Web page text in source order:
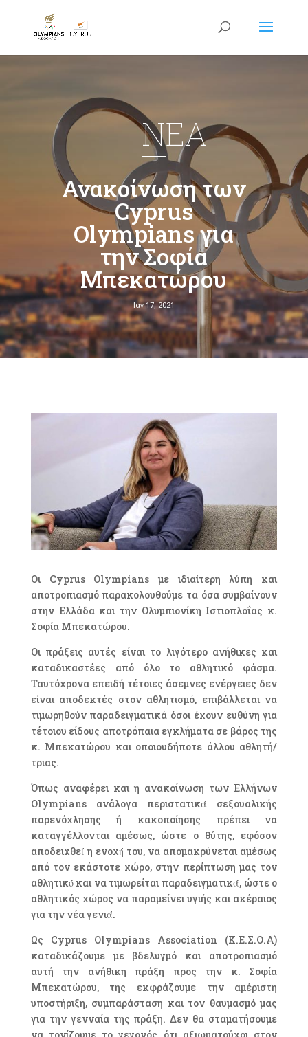
NEA
Ανακοίνωση των
Cyprus
Olympians για
την Σοφία
Μπεκατώρου
Ιαν 17, 2021
Οι Cyprus Olympians με ιδιαίτερη λύπη και
αποτροπιασμό παρακολουθούμε τα όσα συμβαίνουν
στην Ελλάδα και την Ολυμπιονίκη Ιστιοπλοΐας κ.
Σοφία Μπεκατώρου.
Οι πράξεις αυτές είναι το λιγότερο ανήθικες και
καταδικαστέες από όλο το αθλητικό φάσμα.
Ταυτόχρονα επειδή τέτοιες άσεμνες ενέργειες δεν
είναι αποδεκτές στον αθλητισμό, επιβάλλεται να
τιμωρηθούν παραδειγματικά όσοι έχουν ευθύνη για
τέτοιου είδους αποτρόπαια εγκλήματα σε βάρος της
κ. Μπεκατώρου και οποιουδήποτε άλλου αθλητή/
τριας.
Όπως αναφέρει και η ανακοίνωση των Ελλήνων
Olympians ανάλογα περιστατικά́ σεξουαλικής
παρενόχλησης ή κακοποίησης πρέπει να
καταγγέλλονται αμέσως, ώστε ο θύτης, εφόσον
αποδειχθεί́ η ενοχή́ του, να απομακρύνεται αμέσως
από τον εκάστοτε χώρο, στην περίπτωση μας τον
αθλητικό́ και να τιμωρείται παραδειγματικά́, ώστε ο
αθλητικός χώρος να παραμείνει υγιής και ακέραιος
για την νέα γενιά́.
Ως Cyprus Olympians Association (Κ.Ε.Σ.Ο.Α)
καταδικάζουμε με βδελυγμό και αποτροπιασμό
αυτή την ανήθικη πράξη προς την κ. Σοφία
Μπεκατώρου, της εκφράζουμε την αμέριστη
υποστήριξη, συμπαράσταση και τον θαυμασμό μας
για την γενναία της πράξη. Δεν θα σταματήσουμε